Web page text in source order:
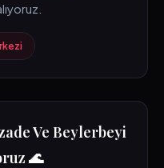
Ve Beylerbeyi
🌊